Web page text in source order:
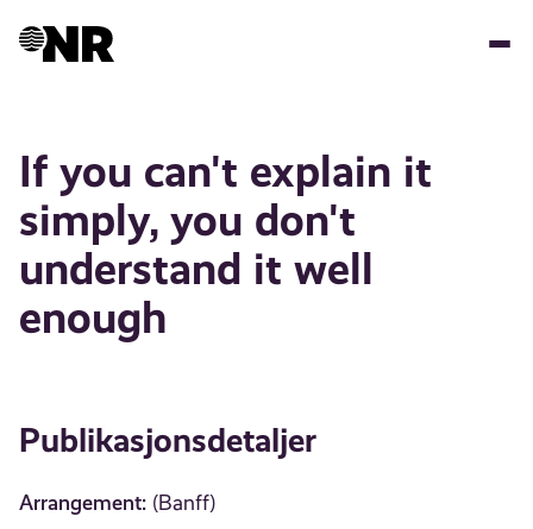
If you can't explain it
simply, you don't
understand it well
enough
Publikasjonsdetaljer
Arrangement: (Banff)